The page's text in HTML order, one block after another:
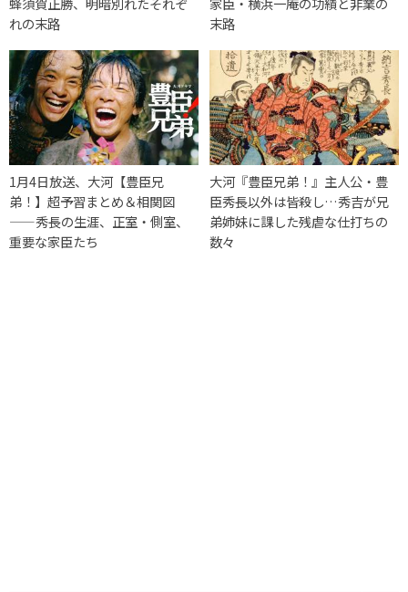
れの末路
末路
1月4日放送、大河【豊臣兄
弟！】超予習まとめ＆相関図
——秀長の生涯、正室・側室、
重要な家臣たち
大河『豊臣兄弟！』主人公・豊
臣秀長以外は皆殺し…秀吉が兄
弟姉妹に課した残虐な仕打ちの
数々